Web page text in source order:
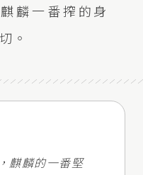
麟一番搾的身
。
麒麟的一番堅